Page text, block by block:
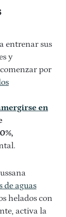
entrenar sus
y
por
en
de aguas
helados con
activa la